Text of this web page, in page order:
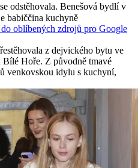
odstěhovala. Benešová bydlí v
babiččina kuchyně
oblíbených zdrojů pro Google
z dejvického bytu ve
Bílé Hoře. Z původně tmavé
venkovskou idylu s kuchyní,